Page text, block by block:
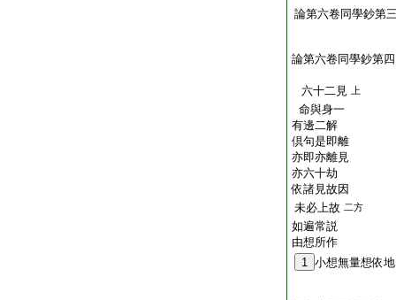
論第六卷同學鈔第
論第六卷同學鈔第
六十二見 上
命與身一
有邊二解
倶句是即離
亦即亦離見
亦六十劫
依諸見故因
未必上故 二方
如遍常説
由想所作
1 小想無量想依地